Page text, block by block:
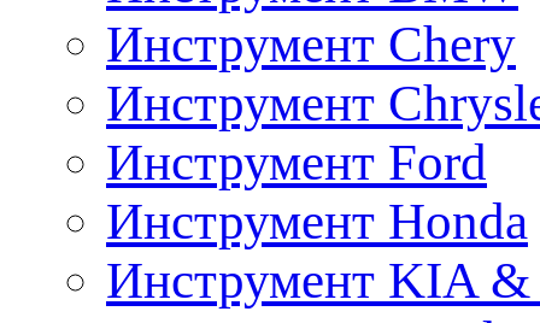
Инструмент Chery
Инструмент
Инструмент Ford
Инструмент Honda
Инструмент KIA